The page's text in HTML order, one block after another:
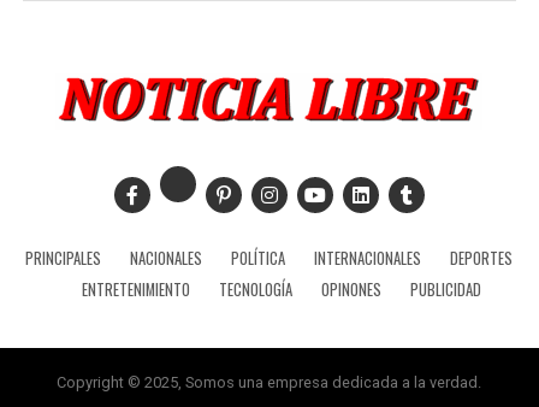
PRINCIPALES NACIONALES POLÍTICA INTERNACIONALES
DEPORTES
ENTRETENIMIENTO
TECNOLOGÍA OPINONES PUBLICIDAD
Copyright © 2025, Somos una empresa dedicada a la verdad.